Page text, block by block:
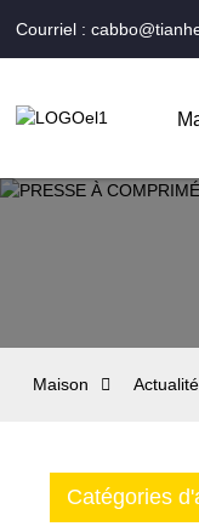
Courriel :
Maison
Catégories